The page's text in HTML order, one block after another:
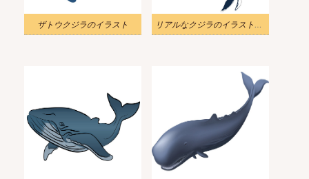
ザトウクジラのイラスト リアルなクジラのイラストのセット